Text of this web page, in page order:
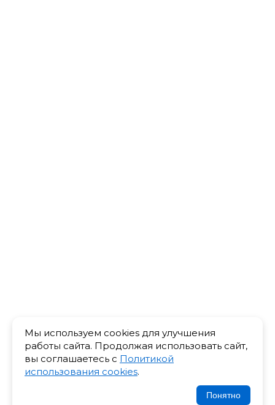
Мы используем cookies для улучшения
работы сайта. Продолжая использовать сайт,
вы соглашаетесь с Политикой
использования cookies.
Понятно